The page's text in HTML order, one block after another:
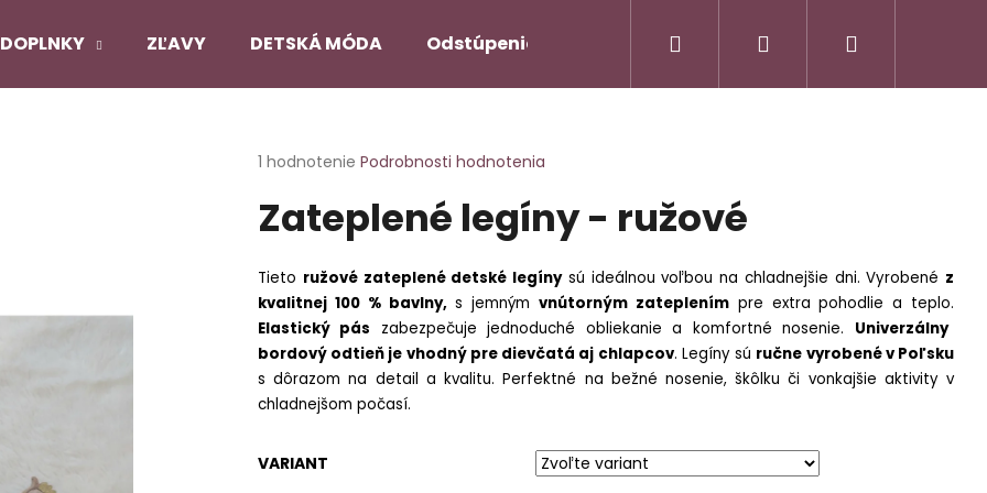
DOPLNKY ZĽAVY DETSKÁ MÓDA Odstúpenie od zmluvy/Vrátenie tovaru Napíšte nám
Hľadať Prihlásenie
Priemerné
produktu
je
5
hviezdičiek.
1 hodnotenie Podrobnosti hodnotenia
Zateplené legíny - ružové
Tieto ružové zateplené detské legínysú ideálnou voľbou na chladnejšie dni. Vyrobené z
kvalitnej 100 % bavlny,s jemným vnútorným zateplenímpre extra pohodlie a teplo.
Elastický pás zabezpečuje jednoduché obliekanie a komfortné nosenie. Univerzálny
bordový odtieň je vhodný pre dievčatá aj chlapcov. Legíny sú ručne vyrobené v Poľsku
s dôrazom na detail a kvalitu. Perfektné na bežné nosenie, škôlku či vonkajšie aktivity v
chladnejšom počasí.
VARIANT
HĽADAŤ
Nasledujúce
SATÉNOVÝ PYŽAMOVÝ TROJKOMPLET -
ČIERNY
€22,90